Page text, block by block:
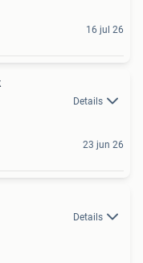
16 jul 26
Details
23 jun 26
Details